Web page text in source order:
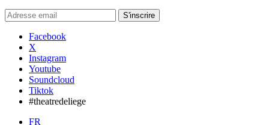
S'inscrire
Facebook
X
Instagram
Youtube
Soundcloud
Tiktok
#theatredeliege
FR